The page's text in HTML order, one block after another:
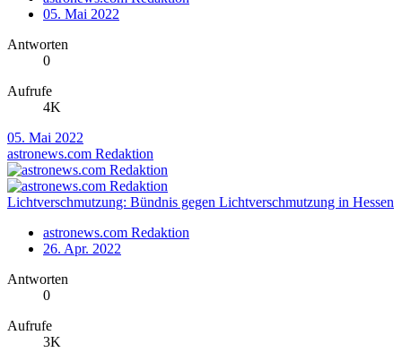
05. Mai 2022
Antworten
0
Aufrufe
4K
05. Mai 2022
astronews.com Redaktion
Lichtverschmutzung: Bündnis gegen Lichtverschmutzung in Hessen
astronews.com Redaktion
26. Apr. 2022
Antworten
0
Aufrufe
3K